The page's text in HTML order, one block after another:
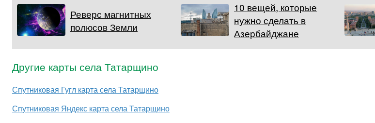
Реверс магнитных
полюсов Земли
10 вещей, которые
нужно сделать в
Азербайджане
Другие карты села Татарщино
Спутниковая Гугл карта села Татарщино
Спутниковая Яндекс карта села Татарщино